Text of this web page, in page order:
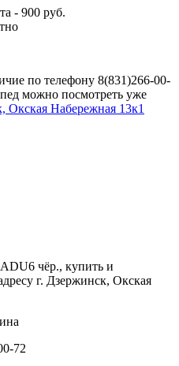
- 900 руб.
по телефону 8(831)266-00-
можно посмотреть уже
Окская Набережная 13к1
чёр., купить и
г. Дзержинск, Окская
72